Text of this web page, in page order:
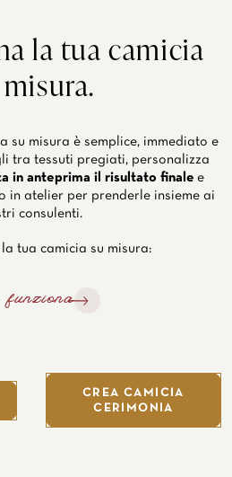
la tua camicia
su misura è semplice, immediato e
tra tessuti pregiati, personalizza
in anteprima il risultato finale e
in atelier per prenderle insieme ai
consulenti.
tua camicia su misura:
funziona
CREA CAMICIA
CERIMONIA